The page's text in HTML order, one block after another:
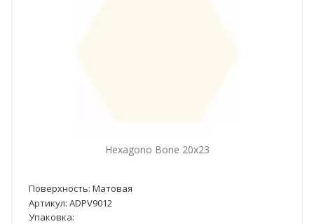
Hexagono Bone 20x23
Поверхность: Матовая
Артикул: ADPV9012
Упаковка: